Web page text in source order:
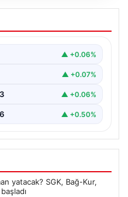
Salah
İstesek
futbol dünyasında sıkça
▲ +0.06%
▲ +0.07%
▲ +0.06%
▲ +0.50%
yatacak? SGK, Bağ-Kur,